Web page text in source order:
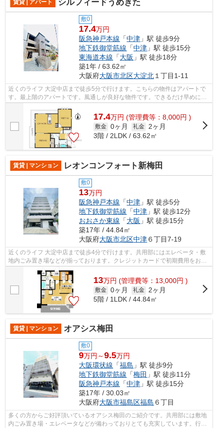
賃貸 | アパート シルフィードうめきた
敷0
17.4万円
阪急神戸本線 「中津 」駅 徒歩9分
地下鉄御堂筋線 「中津 」駅 徒歩15分
東海道本線 「大阪 」駅 徒歩18分
築1年 / 63.62㎡
大阪府大阪市北区大淀北 １丁目1-11
近くのライフ 大淀中店まで徒歩5分で行けます。こちらの物件はアパートで
す。最上階のアパートです。風通しが良好な物件です。できるだけ早めに不
動産情報を集めたい方は当社スタッフ...
17.4万円 (管理費等：8,000円 )
敷金 0ヶ月 礼金 2ヶ月
3階 / 2LDK / 63.62㎡
賃貸 | マンション レオンコンフォート新梅田
敷0
13万円
阪急神戸本線 「中津 」駅 徒歩5分
地下鉄御堂筋線 「中津 」駅 徒歩12分
おおさか東線 「大阪 」駅 徒歩15分
築17年 / 44.84㎡
大阪府大阪市北区中津６丁目7-19
近くのライフ 大淀中店まで徒歩4分で行けます。共用部にはエレベータ・敷
地内ごみ置き場などが揃っております。クレジットカードで初期費用をお支
払いいただける物件です。素敵なデザ...
13万円 (管理費等：13,000円 )
敷金 0ヶ月 礼金
2ヶ月
5階 / 1LDK / 44.84㎡
賃貸 | マンション オアシス梅田
敷0
9万円～9.5万円
大阪環状線 「福島 」駅 徒歩9分
地下鉄御堂筋線 「梅田 」駅 徒歩11分
阪急神戸本線 「中津 」駅 徒歩15分
築17年 / 30.03㎡
大阪府大阪市福島区福島 ６丁目
多くの方からご好評頂いているオアシス梅田のご紹介です。共用部には敷地
内ごみ置き場・エレベータなどが備わっておりとても充実しています。行き